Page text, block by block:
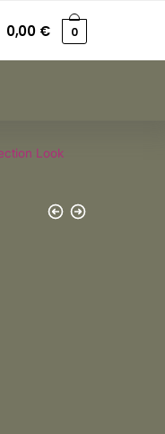
0,00 € 0
Look